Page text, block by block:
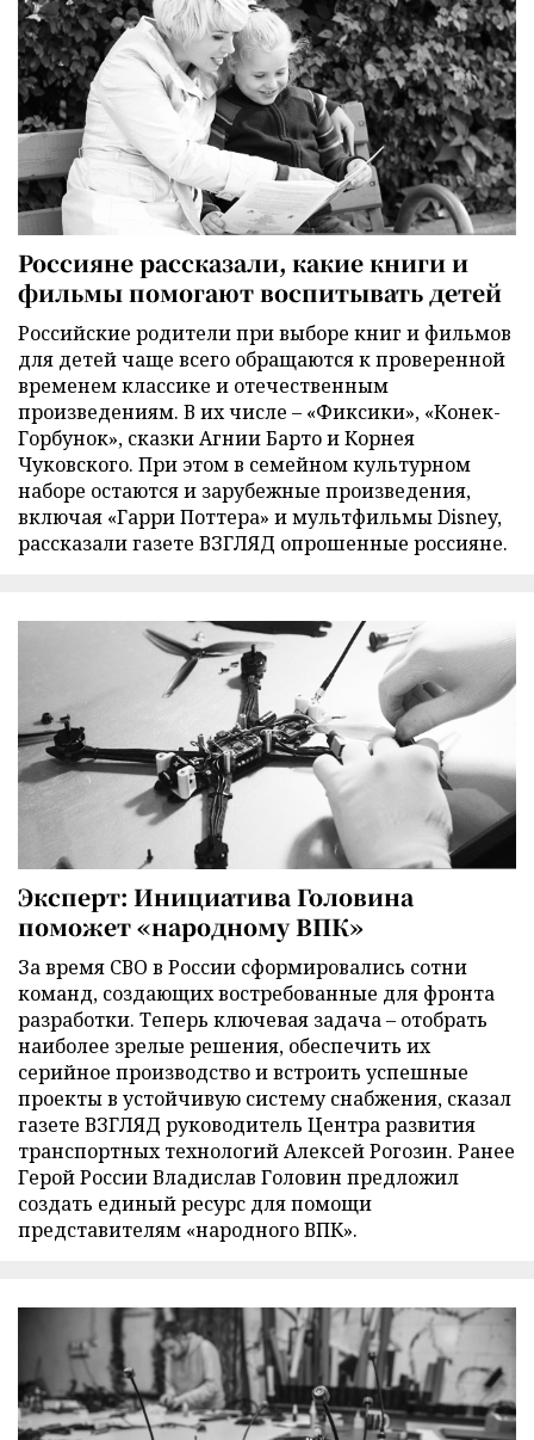
Россияне рассказали, какие книги и
фильмы помогают воспитывать детей
Российские родители при выборе книг и фильмов
для детей чаще всего обращаются к проверенной
временем классике и отечественным
произведениям. В их числе – «Фиксики», «Конек-
Горбунок», сказки Агнии Барто и Корнея
Чуковского. При этом в семейном культурном
наборе остаются и зарубежные произведения,
включая «Гарри Поттера» и мультфильмы Disney,
рассказали газете ВЗГЛЯД опрошенные россияне.
Эксперт: Инициатива Головина
поможет «народному ВПК»
За время СВО в России сформировались сотни
команд, создающих востребованные для фронта
разработки. Теперь ключевая задача – отобрать
наиболее зрелые решения, обеспечить их
серийное производство и встроить успешные
проекты в устойчивую систему снабжения, сказал
газете ВЗГЛЯД руководитель Центра развития
транспортных технологий Алексей Рогозин. Ранее
Герой России Владислав Головин предложил
создать единый ресурс для помощи
представителям «народного ВПК».